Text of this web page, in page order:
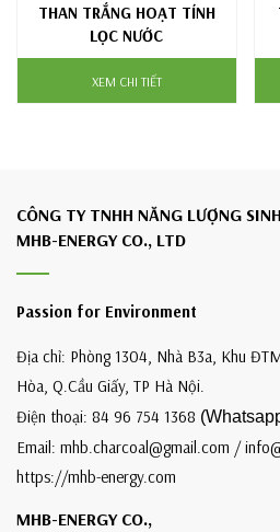
THAN TRẮNG HOẠT TÍNH
LỌC NƯỚC
XEM CHI TIẾT
CÔNG TY TNHH NĂNG LƯỢNG
MHB-ENERGY CO., LTD
Passion for Environment
Địa chỉ: Phòng 1304, Nhà B3a, Khu
Hòa, Q.Cầu Giấy, TP Hà Nội.
Điện thoại: 84 96 754 1368
Email: mhb.charcoal@gmail.com /
https://mhb-energy.com
MHB-ENERGY CO.,